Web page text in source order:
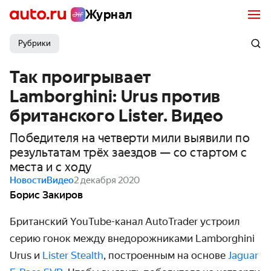
Журнал
Рубрики
Так проигрывает
Lamborghini: Urus против
британского Lister. Видео
Победителя на четверти мили выявили по
результатам трёх заездов — со стартом с
места и с ходу
НовостиВидео2 декабря 2020
Борис Закиров
Британский YouTube-канал AutoTrader устроил
серию гонок между внедорож­никами Lamborghini
Urus и Lister Stealth, построенным на основе Jaguar